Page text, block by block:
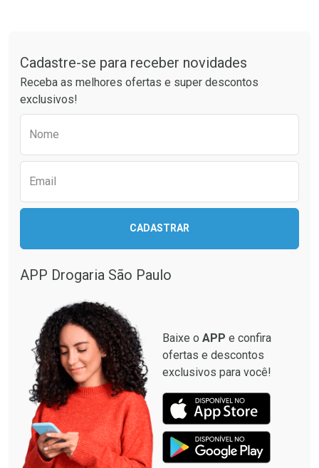
Cadastre-se para receber novidades
Receba as melhores ofertas e super descontos
exclusivos!
Nome
Email
CADASTRAR
APP Drogaria São Paulo
Baixe o APP e confira
ofertas e descontos
exclusivos para você!